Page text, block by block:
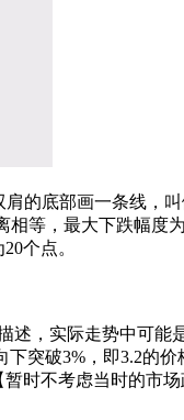
的底部画一条线，
相等，最大下跌幅度为
个点。
述，实际走势中可能
突破3%，即3.2的价
时不考虑当时的市场